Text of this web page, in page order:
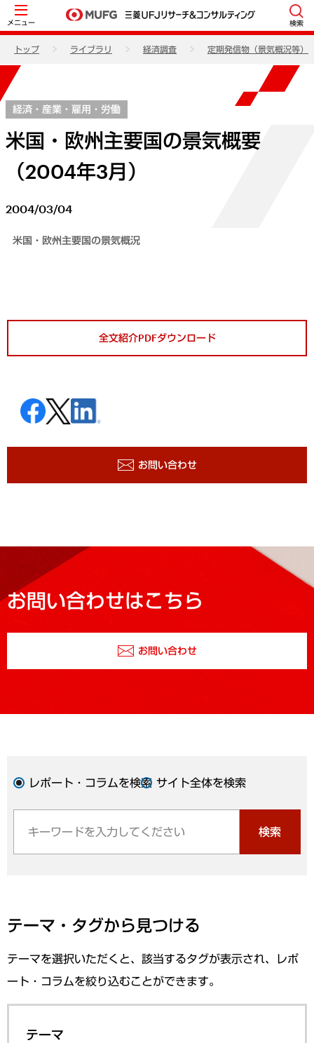
メニュー 検索
トップ ライブラリ 経済調査 定期発信物（景気概況等）
経済・産業・雇用・労働
米国・欧州主要国の景気概要
（2004年3月）
2004/03/04
米国・欧州主要国の景気概況
全文紹介PDFダウンロード
お問い合わせ
お問い合わせはこちら
お問い合わせ
レポート・コラムを検索 サイト全体を検索
検索
テーマ・タグから見つける
テーマを選択いただくと、該当するタグが表示され、レポ
ート・コラムを絞り込むことができます。
テーマ